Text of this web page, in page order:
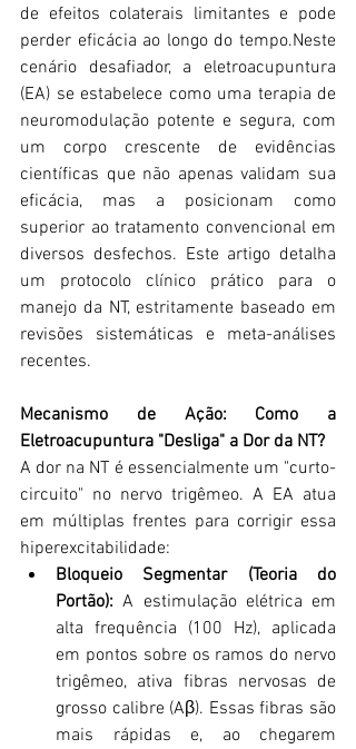
de efeitos colaterais limitantes e pode
perder eficácia ao longo do tempo.Neste
cenário desafiador, a eletroacupuntura
(EA) se estabelece como uma terapia de
neuromodulação potente e segura, com
um corpo crescente de evidências
científicas que não apenas validam sua
eficácia, mas a posicionam como
superior ao tratamento convencional em
diversos desfechos. Este artigo detalha
um protocolo clínico prático para o
manejo da NT, estritamente baseado em
revisões sistemáticas e meta-análises
recentes.
Mecanismo de Ação: Como a
Eletroacupuntura "Desliga" a Dor da NT?
A dor na NT é essencialmente um "curto-
circuito" no nervo trigêmeo. A EA atua
em múltiplas frentes para corrigir essa
hiperexcitabilidade:
Bloqueio Segmentar (Teoria do
Portão): A estimulação elétrica em
alta frequência (100 Hz), aplicada
em pontos sobre os ramos do nervo
trigêmeo, ativa fibras nervosas de
grosso calibre (Aβ). Essas fibras são
mais rápidas e, ao chegarem